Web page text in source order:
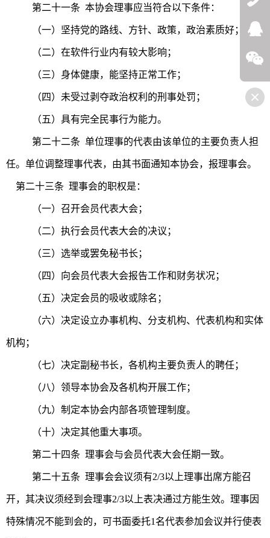
第二十一条 本协会理事应当符合以下条件：
（一）坚持党的路线、方针、政策，政治素质好；
（二）在软件行业内有较大影响；
（三）身体健康，能坚持正常工作；
（四）未受过剥夺政治权利的刑事处罚；
（五）具有完全民事行为能力。
第二十二条 单位理事的代表由该单位的主要负责人担
任。单位调整理事代表，由其书面通知本协会，报理事会。
第二十三条 理事会的职权是：
（一）召开会员代表大会；
（二）执行会员代表大会的决议；
（三）选举或罢免秘书长；
（四）向会员代表大会报告工作和财务状况；
（五）决定会员的吸收或除名；
（六）决定设立办事机构、分支机构、代表机构和实体
机构；
（七）决定副秘书长，各机构主要负责人的聘任；
（八）领导本协会及各机构开展工作；
（九）制定本协会内部各项管理制度。
（十）决定其他重大事项。
第二十四条 理事会与会员代表大会任期一致。
第二十五条 理事会会议须有2/3以上理事出席方能召
开，其决议须经到会理事2/3以上表决通过方能生效。理事因
特殊情况不能到会的，可书面委托1名代表参加会议并行使表
微信